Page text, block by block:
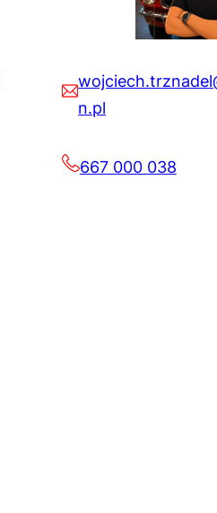
n.pl
667 000 038